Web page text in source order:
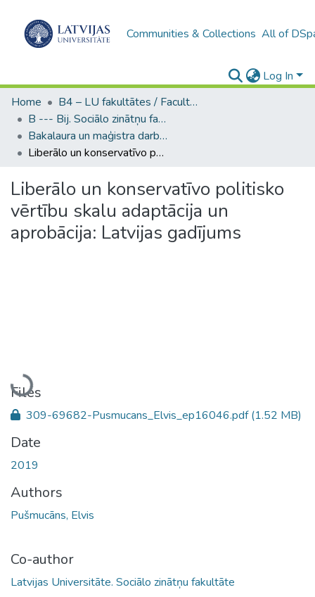
Communities & Collections All of
Log In
Home
B4 – LU fakultātes / Faculties of the UL
B --- Bij. Sociālo zinātņu fakultātes noslēguma darbi / Faculty of Social Sciences - Graduate works
Bakalaura un maģistra darbi (SZF) / Bachelor's and Master's theses
Liberālo un konservatīvo politisko vērtību skalu adaptācija un aprobācija: Latvijas gadījums
Liberālo un konservatīvo politisko
vērtību skalu adaptācija un
aprobācija: Latvijas gadījums
Loading...
Files
309-69682-Pusmucans_Elvis_ep16046.pdf(1.52 MB)
Date
2019
Authors
Pušmucāns, Elvis
Co-author
Latvijas Universitāte. Sociālo zinātņu fakultāte